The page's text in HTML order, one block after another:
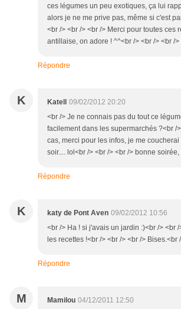
ces légumes un peu exotiques, ça lui
alors je ne me prive pas, même si c'est
<br /> <br /> <br /> Merci pour toutes ces
antillaise, on adore ! ^^<br /> <br /> <br /
Répondre
K Katell
09/02/2012 20:20
<br /> Je ne connais pas du tout ce
facilement dans les supermarchés ?<br /
cas, merci pour les infos, je me coucherai
soir.... lol<br /> <br /> <br /> bonne
Répondre
K katy de Pont Aven 09/02/2012 10:56
<br /> Ha ! si j'avais un jardin :)<br /> <br
les recettes !<br /> <br /> <br /> Bises.<br
Répondre
M Mamilou 04/12/2011 12:50